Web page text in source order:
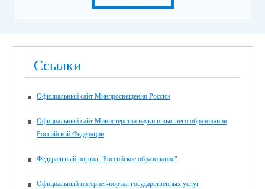
Ссылки
Официальный сайт Минпросвещения России
Официальный сайт Министерства науки и высшего образования
Российской Федерации
Федеральный портал "Российское образование"
Официальный интернет-портал государственных услуг